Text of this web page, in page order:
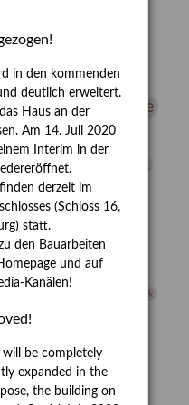
estrusker Exlibris
Florenz Fotografie
heute
Preis
Gerhard Kurt Müller
Mythologie
Kirchhoff Heldinnen
Jahresempfang
Kunst
Kunst von Kühl
Lehmbruck
Natur
Neue Remise
Phelloplastik
Pohlhof
in den kommenden
deutlich erweitert.
Haus an der
Am 14. Juli 2020
Interim in der
derzeit im
(Schloss 16,
statt.
den Bauarbeiten
und auf
Kanälen!
will be completely
expanded in the
the building on